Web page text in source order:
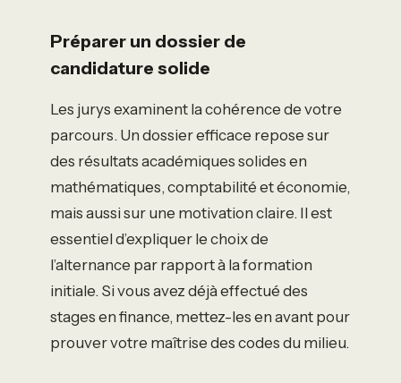
Préparer un dossier de
candidature solide
Les jurys examinent la cohérence de votre
parcours. Un dossier efficace repose sur
des résultats académiques solides en
mathématiques, comptabilité et économie,
mais aussi sur une motivation claire. Il est
essentiel d’expliquer le choix de
l’alternance par rapport à la formation
initiale. Si vous avez déjà effectué des
stages en finance, mettez-les en avant pour
prouver votre maîtrise des codes du milieu.